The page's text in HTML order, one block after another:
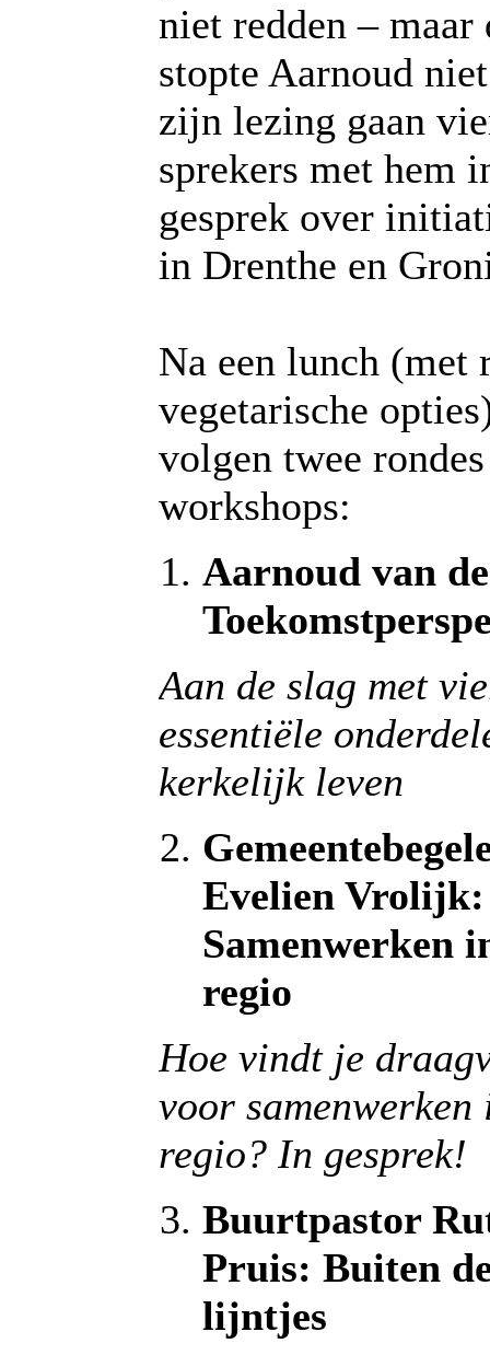
niet redden – maar
stopte Aarnoud
zijn lezing gaan
sprekers met hem
gesprek over
in Drenthe en
Na een lunch (met
vegetarische
volgen twee
workshops:
Aarnoud van
Aan de slag met
essentiële
kerkelijk leven
Evelien Vrolijk:
Samenwerken
regio
Hoe vindt je
voor samenwerken
regio? In gesprek!
Buurtpastor
Pruis: Buiten
lijntjes